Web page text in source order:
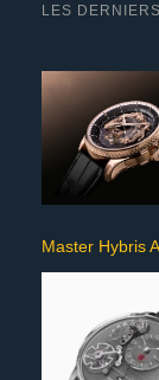
LES
Master Hybris